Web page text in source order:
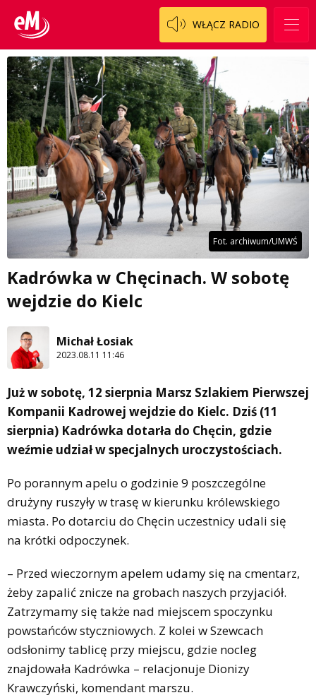
WŁĄCZ RADIO
Fot. archiwum/UMWŚ
Kadrówka w Chęcinach. W sobotę
wejdzie do Kielc
Michał Łosiak
2023.08.11 11:46
Już w sobotę, 12 sierpnia Marsz Szlakiem Pierwszej
Kompanii Kadrowej wejdzie do Kielc. Dziś (11
sierpnia) Kadrówka dotarła do Chęcin, gdzie
weźmie udział w specjalnych uroczystościach.
Po porannym apelu o godzinie 9 poszczególne
drużyny ruszyły w trasę w kierunku królewskiego
miasta. Po dotarciu do Chęcin uczestnicy udali się
na krótki odpoczynek.
– Przed wieczornym apelem udamy się na cmentarz,
żeby zapalić znicze na grobach naszych przyjaciół.
Zatrzymamy się także nad miejscem spoczynku
powstańców styczniowych. Z kolei w Szewcach
odsłonimy tablicę przy miejscu, gdzie nocleg
znajdowała Kadrówka – relacjonuje Dionizy
Krawczyński, komendant marszu.